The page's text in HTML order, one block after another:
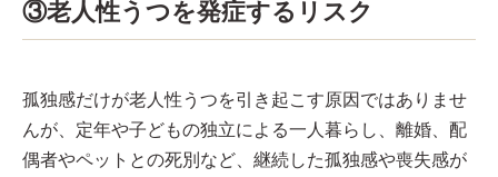
③老人性うつを発症するリスク
孤独感だけが老人性うつを引き起こす原因ではありませ
んが、定年や子どもの独立による一人暮らし、離婚、配
偶者やペットとの死別など、継続した孤独感や喪失感が